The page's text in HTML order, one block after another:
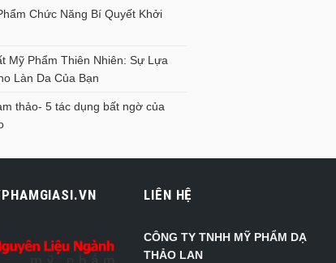
Chức Năng Bí Quyết Khởi
Mỹ Phẩm Thiên Nhiên: Sự Lựa
Làn Da Của Bạn
thảo- 5 tác dụng bất ngờ của
LIÊN HỆ
CÔNG TY TNHH MỸ PHẨM DẠ
THẢO LAN